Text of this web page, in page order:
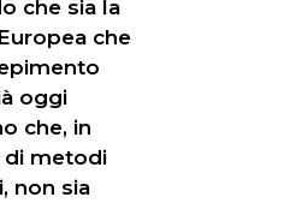
che sia la
che
oggi
che, in
di metodi
non sia